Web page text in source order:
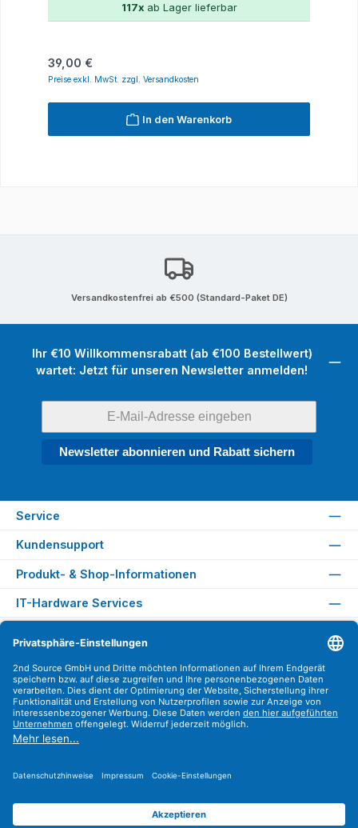
117xab Lager lieferbar
Regulärer Preis:
39,00 €
Preise exkl. MwSt. zzgl. Versandkosten
In den Warenkorb
Versandkostenfrei ab €500 (Standard-Paket DE)
Ihr €10 Willkommensrabatt (ab €100 Bestellwert)
wartet: Jetzt für unseren Newsletter anmelden!
Newsletter abonnieren und Rabatt sichern
Service
Kundensupport
Produkt- & Shop-Informationen
IT-Hardware Services
Versandarten
Zahlungsarten
Sicher Einkaufen
Find us on